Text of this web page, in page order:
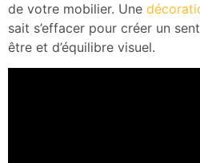
de votre mobilier. Une
sait s’effacer pour créer un
être et d’équilibre visuel.